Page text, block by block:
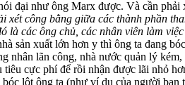
đại như ông Marx được. Và cần phải
xét công bằng giữa các thành phần
là các ông chủ, các nhân viên làm
sản xuất lớn hơn y thì ông ta đang
nhân lãn công, nhà nước quản l‎ý
tiêu cực phí để rồi nhận được lãi nhỏ
bóc lột ông ta (như ví dụ của người bạn